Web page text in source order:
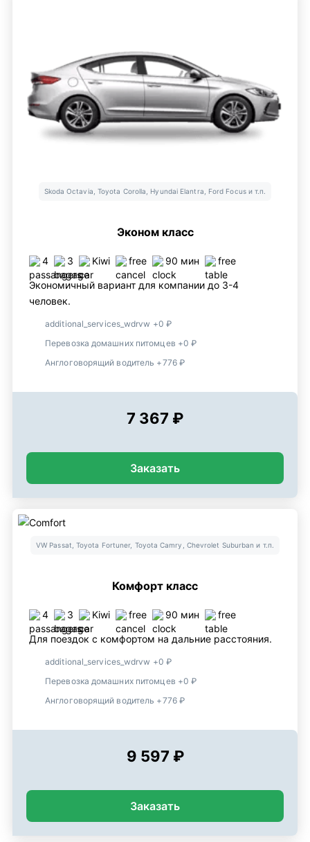
Skoda Octavia, Toyota Corolla, Hyundai Elantra, Ford Focus и т.п.
Эконом класс
4 3 Kiwi free 90 мин free
Экономичный вариант для компании до 3-4
человек.
additional_services_wdrvw +0 ₽
Перевозка домашних питомцев +0 ₽
Англоговорящий водитель +776 ₽
7 367 ₽
Заказать
VW Passat, Toyota Fortuner, Toyota Camry, Chevrolet Suburban и т.п.
Комфорт класс
4 3 Kiwi free 90 мин free
Для поездок с комфортом на дальние расстояния.
additional_services_wdrvw +0 ₽
Перевозка домашних питомцев +0 ₽
Англоговорящий водитель +776 ₽
9 597 ₽
Заказать